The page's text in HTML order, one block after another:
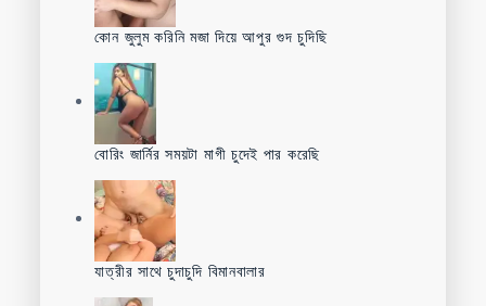
কোন জুলুম করিনি মজা দিয়ে আপুর গুদ চুদিছি
বোরিং জার্নির সময়টা মাগী চুদেই পার করেছি
যাত্রীর সাথে চুদাচুদি বিমানবালার